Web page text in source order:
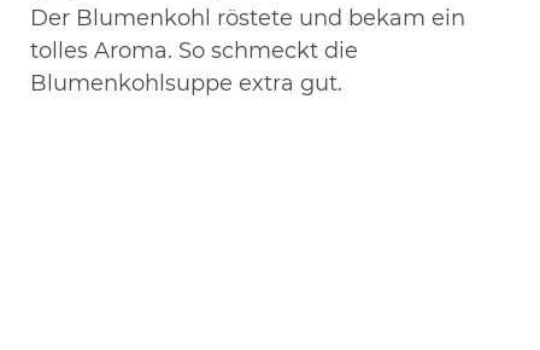
Der Blumenkohl röstete und bekam ein
tolles Aroma. So schmeckt die
Blumenkohlsuppe extra gut.